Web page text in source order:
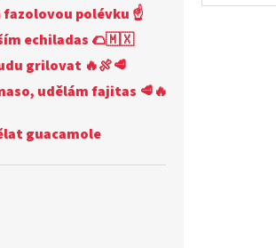
fazolovou polévku ☝
echiladas 🌮🇲🇽
grilovat 🔥🍖🥩
udělám fajitas 🥩🔥
guacamole